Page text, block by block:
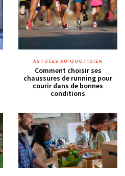
ASTUCES AU QUOTIDIEN
Comment choisir ses
chaussures de running pour
courir dans de bonnes
conditions